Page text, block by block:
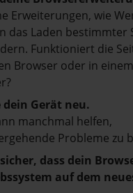
Erweiterungen, wie
das Laden bestimmter
Funktioniert die
Browser oder in
dein Gerät neu.
manchmal helfen,
Probleme zu
dass dein
auf dem